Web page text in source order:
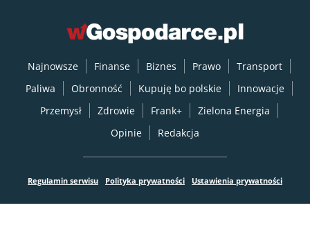
Najnowsze Finanse Biznes Prawo
Transport
Paliwa
Obronność Kupuję bo polskie
Innowacje
Przemysł
Zdrowie Frank+
Zielona Energia
Opinie
Redakcja
Regulamin serwisu Polityka prywatności Ustawienia prywatności